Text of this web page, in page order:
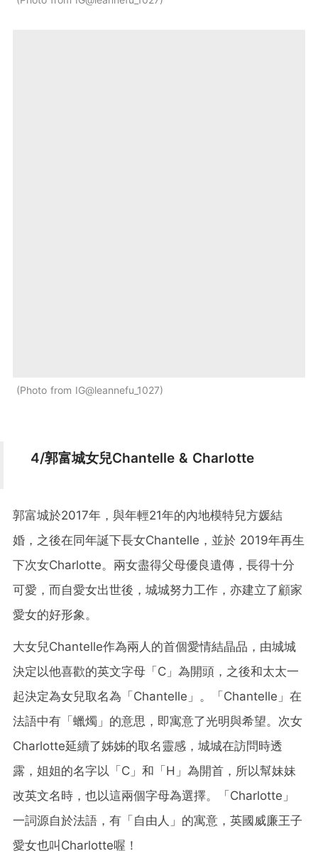
Photo from IG@leannefu_1027
4/郭富城女兒Chantelle & Charlotte
郭富城於2017年，與年輕21年的內地模特兒方媛結
婚，之後在同年誕下長女Chantelle，並於 2019年再生
下次女Charlotte。兩女盡得父母優良遺傳，長得十分
可愛，而自愛女出世後，城城努力工作，亦建立了顧家
愛女的好形象。
大女兒Chantelle作為兩人的首個愛情結晶品，由城城
決定以他喜歡的英文字母「C」為開頭，之後和太太一
起決定為女兒取名為「Chantelle」。「Chantelle」在
法語中有「蠟燭」的意思，即寓意了光明與希望。次女
Charlotte延續了姊姊的取名靈感，城城在訪問時透
露，姐姐的名字以「C」和「H」為開首，所以幫妹妹
改英文名時，也以這兩個字母為選擇。「Charlotte」
一詞源自於法語，有「自由人」的寓意，英國威廉王子
愛女也叫Charlotte喔！